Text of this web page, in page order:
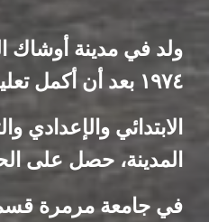
ولد في مدينة أوشاك
١٩٧٤ بعد أن أكمل تعليمه
الابتدائي والإعدادي
المدينة، حصل على
في جامعة مرمرة قسم